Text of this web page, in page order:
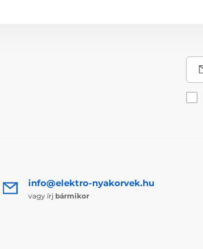
info@elektro-nyakorvek.hu
vagy írj bármikor